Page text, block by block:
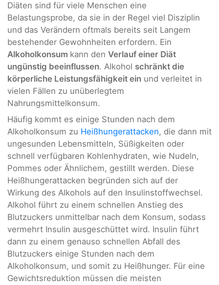
Diäten sind für viele Menschen eine
Belastungsprobe, da sie in der Regel viel Disziplin
und das Verändern oftmals bereits seit Langem
bestehender Gewohnheiten erfordern. Ein
Alkoholkonsum kann den Verlauf einer Diät
ungünstig beeinflussen. Alkohol schränkt die
körperliche Leistungsfähigkeit ein und verleitet in
vielen Fällen zu unüberlegtem
Nahrungsmittelkonsum.
Häufig kommt es einige Stunden nach dem
Alkoholkonsum zu Heißhungerattacken, die dann mit
ungesunden Lebensmitteln, Süßigkeiten oder
schnell verfügbaren Kohlenhydraten, wie Nudeln,
Pommes oder Ähnlichem, gestillt werden. Diese
Heißhungerattacken begründen sich auf der
Wirkung des Alkohols auf den Insulinstoffwechsel.
Alkohol führt zu einem schnellen Anstieg des
Blutzuckers unmittelbar nach dem Konsum, sodass
vermehrt Insulin ausgeschüttet wird. Insulin führt
dann zu einem genauso schnellen Abfall des
Blutzuckers einige Stunden nach dem
Alkoholkonsum, und somit zu Heißhunger. Für eine
Gewichtsreduktion müssen die meisten